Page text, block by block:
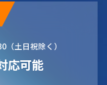
（土日祝除く）
応可能